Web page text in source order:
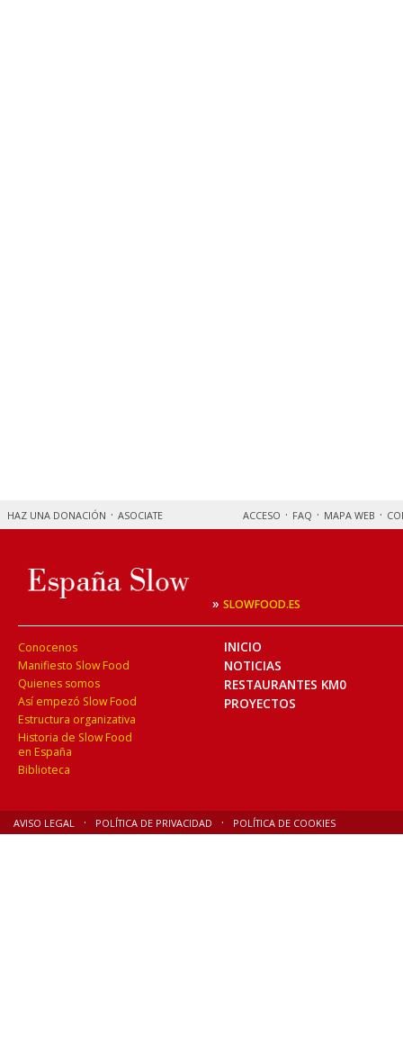
HAZ UNA DONACIÓN ASOCIATE ACCESO FAQ MAPA WEB
» SLOWFOOD.ES
Conocenos
Manifiesto Slow Food
Quienes somos
Así empezó Slow Food
Estructura organizativa
Historia de Slow Food
en España
Biblioteca
INICIO
NOTICIAS
RESTAURANTES KM0
PROYECTOS
AVISO LEGAL POLÍTICA DE PRIVACIDAD POLÍTICA DE COOKIES